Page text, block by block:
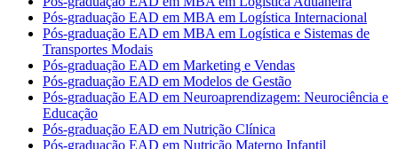
Pós-graduação EAD em MBA em Logística Internacional
Pós-graduação EAD em MBA em Logística e Sistemas de
Transportes Modais
Pós-graduação EAD em Marketing e Vendas
Pós-graduação EAD em Modelos de Gestão
Pós-graduação EAD em Neuroaprendizagem: Neurociência e
Educação
Pós-graduação EAD em Nutrição Clínica
Pós-graduação EAD em Nutrição Materno Infantil